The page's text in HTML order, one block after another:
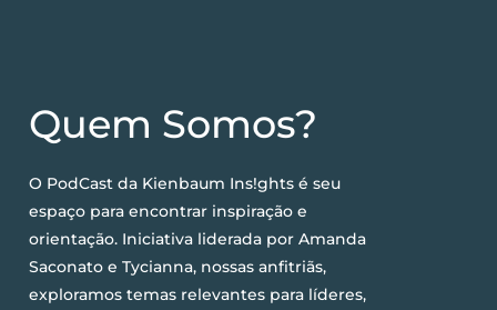
Quem Somos?
O PodCast da Kienbaum Ins!ghts é seu
espaço para encontrar inspiração e
orientação. Iniciativa liderada por Amanda
Saconato e Tycianna, nossas anfitriãs,
exploramos temas relevantes para líderes,